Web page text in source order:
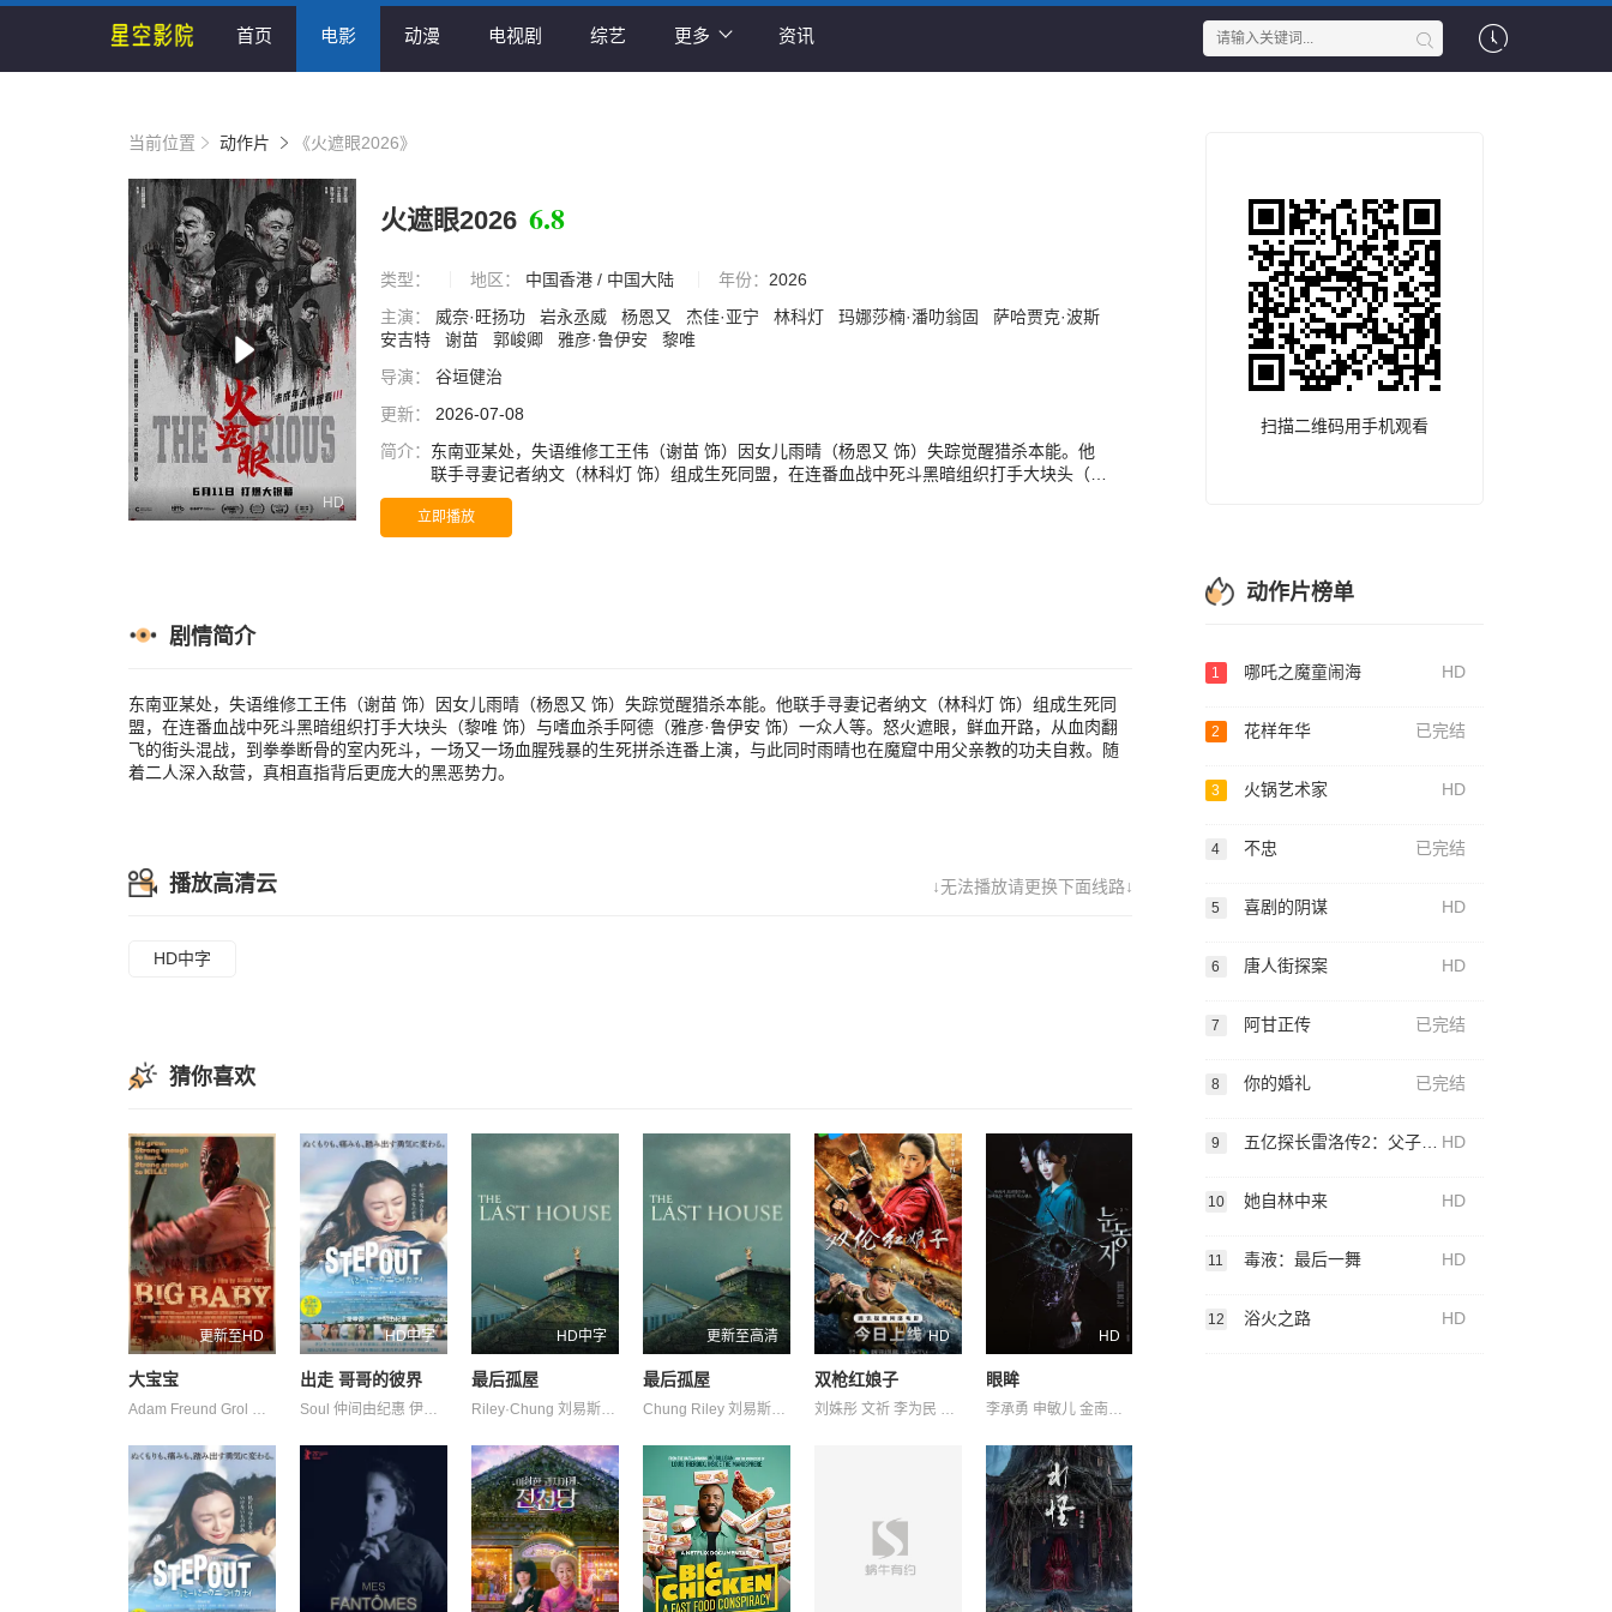
首页 电影 动漫 电视剧 综艺 更多 资讯
当前位置 动作片 《火遮眼2026》
HD
火遮眼2026 6.8
类型： 地区： 中国香港 / 中国大陆 年份： 2026
主演：
威奈·旺扬功 岩永丞威 杨恩又 杰佳·亚宁 林科灯 玛娜莎楠·潘叻翁固
萨哈贾克·波斯
安吉特
谢苗 郭峻卿 雅彦·鲁伊安
黎唯
导演：
谷垣健治
更新：
2026-07-08
简介： 东南亚某处，失语维修工王伟（谢苗 饰）因女儿雨晴（杨恩又 饰）失踪觉醒猎杀本能。他
联手寻妻记者纳文（林科灯 饰）组成生死同盟，在连番血战中死斗黑暗组织打手大块头（黎
唯 饰）与嗜血杀手阿德（雅彦·鲁伊安 饰）一众人等。怒火遮眼，鲜血开路，从血肉翻飞的
街头混战，到拳拳断骨的室内死斗，一场又一场血腥残暴的生死拼杀连番上演，与此同时雨
晴也在魔窟中用父亲教的功夫自救。随着二人深入敌营，真相直指背后更庞大的黑恶势力。
立即播放
剧情简介
东南亚某处，失语维修工王伟（谢苗 饰）因女儿雨晴（杨恩又 饰）失踪觉醒猎杀本能。他联手寻妻记者纳文（林科灯 饰）组成生死同
盟，在连番血战中死斗黑暗组织打手大块头（黎唯 饰）与嗜血杀手阿德（雅彦·鲁伊安 饰）一众人等。怒火遮眼，鲜血开路，从血肉翻
飞的街头混战，到拳拳断骨的室内死斗，一场又一场血腥残暴的生死拼杀连番上演，与此同时雨晴也在魔窟中用父亲教的功夫自救。随
着二人深入敌营，真相直指背后更庞大的黑恶势力。
↓无法播放请更换下面线路↓
播放高清云
HD中字
猜你喜欢
更新至HD
大宝宝
Adam Freund Grol Kate Marcinowski Torio Van 乔丹·阿尔萨斯 克里斯·福克斯 凯瑟琳·科科兰 卡梅伦·考普斯威特 可比·毕丝·布兰顿 尼尔森·雷斯 布兰登·斯考特 拉狄克·洛德 查兹·波诺
HD中字
出走 哥哥的彼界
Soul 仲间由纪惠 伊波れいり 内田树 又吉伶音 城间やよい 寺辻健一郎 松田流花 津嘉山正种 津波竜斗 玉城敦子 盧礼欧
HD中字
最后孤屋
Riley·Chung 刘易斯·古迪 加百列·钟 南希·鲍德温 奥利弗·亨利·阿诺德 奥黛丽·安德森 杰德·奥金 格蕾塔·李 瓦格纳·马拉 艾玛·霍 西德·爱德华兹 诺亚·亚历山大·索斯诺夫斯基 费莉西蒂·鲍恩 陶妮·丰塔纳
更新至高清
最后孤屋
Chung Riley 刘易斯·古迪 加百列·钟 南希·鲍德温 奥利弗·亨利·阿诺德 奥黛丽·安德森 杰德·奥金 格蕾塔·李 瓦格纳·马拉 艾玛·霍 西德·爱德华兹 诺亚·亚历山大·索斯诺夫斯基 费莉西蒂·鲍恩 陶妮·丰塔纳
HD
双枪红娘子
刘姝彤 文祈 李为民 王品一 王岗岗 王程 谢宁 邱晨阳 陈之辉 魏兆雄
HD
眼眸
李承勇 申敏儿 金南熙 金英雅
扫描二维码用手机观看
动作片榜单
1 哪吒之魔童闹海 HD
2 花样年华 已完结
3 火锅艺术家 HD
4 不忠 已完结
5 喜剧的阴谋 HD
6 唐人街探案 HD
7 阿甘正传 已完结
8 你的婚礼 已完结
9 五亿探长雷洛传2：父子情仇粤语 HD
10 她自林中来 HD
11 毒液：最后一舞 HD
12 浴火之路 HD